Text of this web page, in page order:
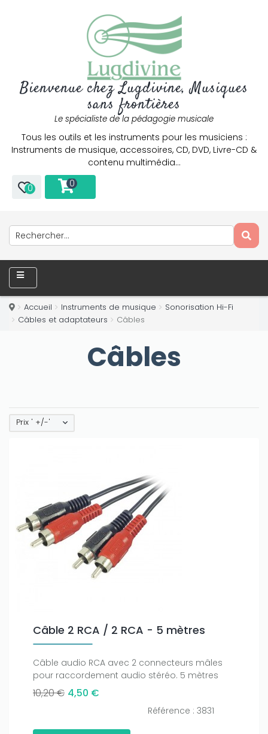
Bienvenue chez Lugdivine, Musiques
sans frontières
Le spécialiste de la pédagogie musicale
Tous les outils et les instruments pour les musiciens :
Instruments de musique, accessoires, CD, DVD, Livre-CD &
contenu multimédia…
0 0
Accueil Instruments de musique
Sonorisation Hi-Fi
Câbles et adaptateurs
Câbles
Câbles
Prix ' +/-'
Câble 2 RCA / 2 RCA - 5 mètres
Câble audio RCA avec 2 connecteurs mâles
pour raccordement audio stéréo. 5 mètres
10,20 € 4,50 €
Référence : 3831